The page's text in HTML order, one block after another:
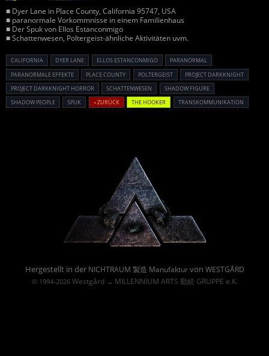
■ Dyer Lane in Place County, California 95747, USA
■ paranormale Vorkommnisse in einem Familienhaus
■ Der Spuk von Ellos Estanconmigo
■ Schattenwesen, Poltergeist-ähnliche Aktivitäten uvm.
CALIFORNIA DYER LANE ELLOS ESTANCONMIGO
PARANORMAL
PARANORMALE EFFEKTE
PLACE COUNTY POLTERGEIST
PROJECT DARKKNIGHT
PROJECT DARKKNIGHT HORROR
SCHATTENWESEN
SHADOW FIGURE
SHADOW PEOPLE
SPUK « ZURÜCK THE HOOKER TRANSKOMMUNIKATION
Hergestellt in der NICHTRAUM 製造 Manufakturvon WESTGÅRD
© 1994-2026 Westgård→ MILLENNIUM ARTS 勤続 GRUPPE e.K.
Powered By :